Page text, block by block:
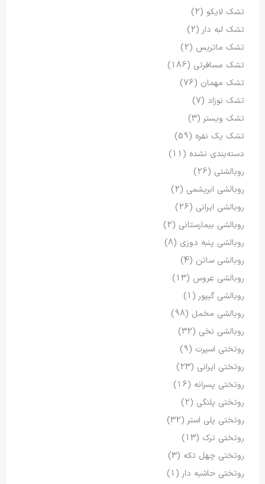
تشک لایکو (2)
تشک لبه دار (2)
تشک ماتریس (2)
تشک مسافرتی (186)
تشک مهمان (76)
تشک نوزاد (7)
تشک ویستر (3)
تشک یک نفره (59)
دسته‌بندی نشده (11)
روبالشتی (26)
روبالشی ابریشمی (2)
روبالشی ایرانی (26)
روبالشی بیمارستانی (2)
روبالشی پنبه دوزی (8)
روبالشی ساتن (4)
روبالشی عروس (13)
روبالشی گیپور (1)
روبالشی مخمل (98)
روبالشی نخی (32)
روتختی اسپرت (9)
روتختی ایرانی (23)
روتختی پسرانه (16)
روتختی پلنگی (2)
روتختی پلی استر (32)
روتختی ترک (13)
روتختی چهل تکه (3)
روتختی حاشیه دار (1)